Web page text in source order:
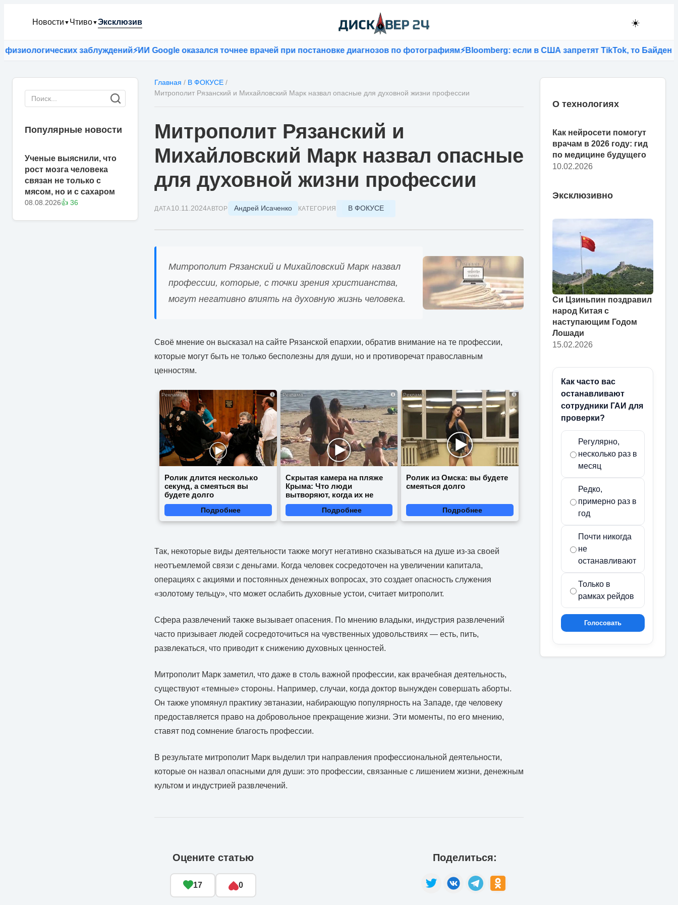
Новости ▼ Чтиво▼Эксклюзив ☀️
заблуждений⚡ИИ Google оказался точнее врачей при постановке диагнозов по фотографиям⚡Bloomberg: если в США запретят TikTok, то Байден
Популярные новости
Ученые выяснили, что
рост мозга человека
связан не только с
мясом, но и с сахаром
08.08.2026👍 36
Главная / В ФОКУСЕ /
Митрополит Рязанский и Михайловский Марк назвал опасные для духовной жизни профессии
Митрополит Рязанский и
Михайловский Марк назвал опасные
для духовной жизни профессии
ДАТА10.11.2024АВТОР Андрей Исаченко КАТЕГОРИЯ В ФОКУСЕ
Митрополит Рязанский и Михайловский Марк назвал
профессии, которые, с точки зрения христианства,
могут негативно влиять на духовную жизнь человека.
Своё мнение он высказал на сайте Рязанской епархии, обратив внимание на те профессии,
которые могут быть не только бесполезны для души, но и противоречат православным
ценностям.
i
Ролик длится несколько
секунд, а смеяться вы
будете долго
Подробнее
i
Скрытая камера на пляже
Крыма: Что люди
вытворяют, когда их не
видят...
Подробнее
i
Ролик из Омска: вы будете
смеяться долго
Подробнее
Так, некоторые виды деятельности также могут негативно сказываться на душе из-за своей
неотъемлемой связи с деньгами. Когда человек сосредоточен на увеличении капитала,
операциях с акциями и постоянных денежных вопросах, это создает опасность служения
«золотому тельцу», что может ослабить духовные устои, считает митрополит.
Сфера развлечений также вызывает опасения. По мнению владыки, индустрия развлечений
часто призывает людей сосредоточиться на чувственных удовольствиях — есть, пить,
развлекаться, что приводит к снижению духовных ценностей.
Митрополит Марк заметил, что даже в столь важной профессии, как врачебная деятельность,
существуют «темные» стороны. Например, случаи, когда доктор вынужден совершать аборты.
Он также упомянул практику эвтаназии, набирающую популярность на Западе, где человеку
предоставляется право на добровольное прекращение жизни. Эти моменты, по его мнению,
ставят под сомнение благость профессии.
В результате митрополит Марк выделил три направления профессиональной деятельности,
которые он назвал опасными для души: это профессии, связанные с лишением жизни, денежным
культом и индустрией развлечений.
Оцените статью
17 0
Поделиться:
О технологиях
Как нейросети помогут
врачам в 2026 году: гид
по медицине будущего
10.02.2026
Эксклюзивно
Си Цзиньпин поздравил
народ Китая с
наступающим Годом
Лошади
15.02.2026
Как часто вас
останавливают
сотрудники ГАИ для
проверки?
Регулярно,
несколько раз в
месяц
Редко,
примерно раз в
год
Почти никогда
не
останавливают
Только в
рамках рейдов
Голосовать